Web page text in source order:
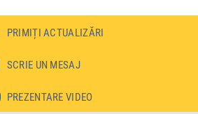
PRIMIȚI ACTUALIZĂRI
SCRIE UN MESAJ
PREZENTARE VIDEO